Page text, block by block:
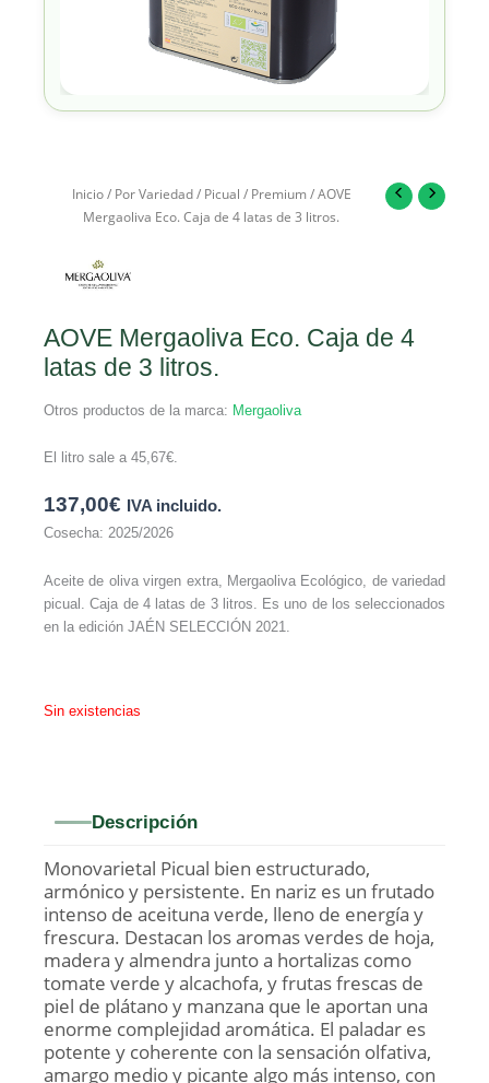
Inicio/ Por Variedad/ Picual / Premium/ AOVE
Mergaoliva Eco. Caja de 4 latas de 3 litros.
AOVE Mergaoliva Eco. Caja de 4
latas de 3 litros.
Otros productos de la marca: Mergaoliva
El litro sale a 45,67€.
137,00€ IVA incluido.
Cosecha: 2025/2026
Aceite de oliva virgen extra, Mergaoliva Ecológico, de variedad
picual. Caja de 4 latas de 3 litros. Es uno de los seleccionados
en la edición JAÉN SELECCIÓN 2021.
Sin existencias
Descripción
Monovarietal Picual bien estructurado,
armónico y persistente. En nariz es un frutado
intenso de aceituna verde, lleno de energía y
frescura. Destacan los aromas verdes de hoja,
madera y almendra junto a hortalizas como
tomate verde y alcachofa, y frutas frescas de
piel de plátano y manzana que le aportan una
enorme complejidad aromática. El paladar es
potente y coherente con la sensación olfativa,
amargo medio y picante algo más intenso, con